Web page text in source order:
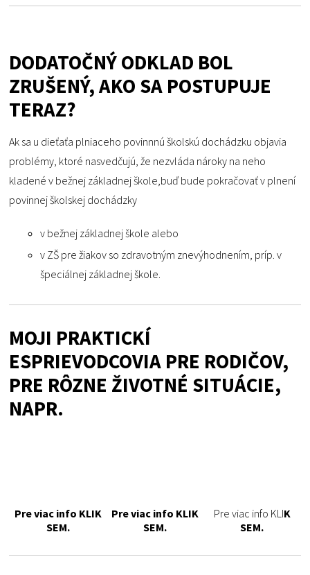
DODATOČNÝ ODKLAD BOL
ZRUŠENÝ, AKO SA POSTUPUJE
TERAZ?
Ak sa u dieťaťa plniaceho povinnnú školskú dochádzku objavia
problémy, ktoré nasvedčujú, že nezvláda nároky na neho
kladené v bežnej základnej škole,buď bude pokračovať v plnení
povinnej školskej dochádzky
v bežnej základnej škole alebo
v ZŠ pre žiakov so zdravotným znevýhodnením, príp. v
špeciálnej základnej škole.
MOJI PRAKTICKÍ
ESPRIEVODCOVIA PRE RODIČOV,
PRE RÔZNE ŽIVOTNÉ SITUÁCIE,
NAPR.
Pre viac info KLIK
SEM.
Pre viac info KLIK
SEM.
Pre viac info KLIK
SEM.